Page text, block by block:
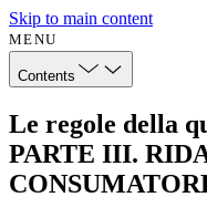
Skip to main content
MENU
Contents
Le regole della
PARTE III.